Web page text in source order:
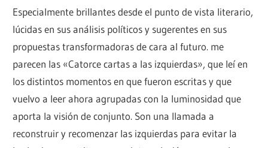
Especialmente brillantes desde el punto de vista literario,
lúcidas en sus análisis políticos y sugerentes en sus
propuestas transformadoras de cara al futuro. me
parecen las «Catorce cartas a las izquierdas», que leí en
los distintos momentos en que fueron escritas y que
vuelvo a leer ahora agrupadas con la luminosidad que
aporta la visión de conjunto. Son una llamada a
reconstruir y recomenzar las izquierdas para evitar la